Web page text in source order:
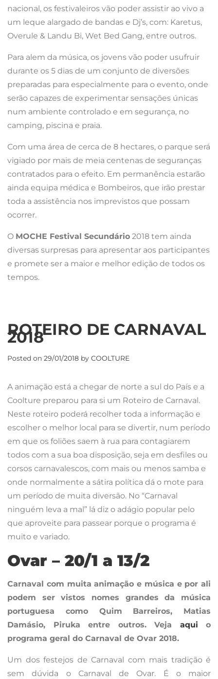
nacional, os festivaleiros vão poder assistir ao vivo a
um leque alargado de bandas e Dj’s, com: Karetus,
Overule & Landu Bi, Wet Bed Gang, entre outros.
Para alem da música, os jovens vão poder usufruir
durante os 5 dias de um conjunto de diversões
preparadas para especialmente para o evento, onde
serão capazes de experimentar sensações únicas
num ambiente controlado e em segurança, no
camping, piscina e praia.
Com uma área de cerca de 8 hectares, o parque será
vigiado por mais de meia centenas de seguranças
contratados para o efeito. Em permanência estarão
ainda equipa médica e Bombeiros, que irão prestar
toda a assistência nos imprevistos que possam
ocorrer.
O MOCHE Festival Secundário 2018 tem ainda
diversas surpresas para apresentar aos participantes
e promete ser a maior e melhor edição de todos os
tempos.
ROTEIRO DE CARNAVAL
2018
Posted on 29/01/2018 by COOLTURE
A animação está a chegar de norte a sul do País e a
Coolture preparou para si um Roteiro de Carnaval.
Neste roteiro poderá recolher toda a informação e
escolher o melhor local para se divertir, num período
em que os foliões saem à rua para contagiarem
todos com a sua boa disposição, seja em desfiles ou
corsos carnavalescos, com mais ou menos samba e
onde normalmente a sátira política dá o mote para
um período de muita diversão. No “Carnaval
ninguém leva a mal” lá diz o adágio popular pelo
que aproveite para passear porque o programa é
muito e variado.
Ovar – 20/1 a 13/2
Carnaval com muita animação e música e por ali
podem ser vistos nomes grandes da música
portuguesa como Quim Barreiros, Matias
Damásio, Piruka entre outros. Veja aqui o
programa geral do Carnaval de Ovar 2018.
Um dos festejos de Carnaval com mais tradição é
sem dúvida o Carnaval de Ovar. É o maior